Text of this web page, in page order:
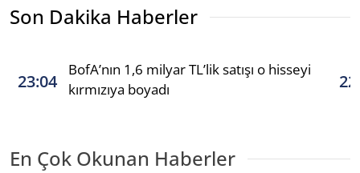
Son Dakika Haberler
23:04
BofA’nın 1,6 milyar TL’lik satışı o hisseyi
kırmızıya boyadı
En Çok Okunan Haberler